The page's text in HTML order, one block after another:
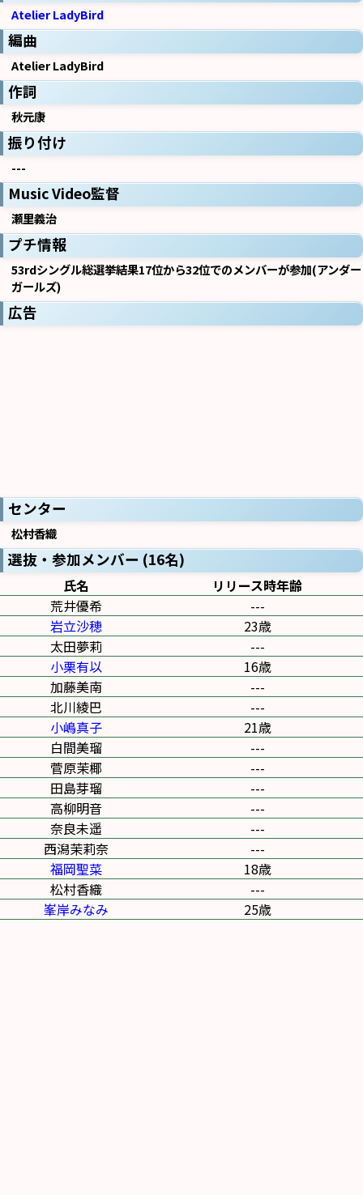
Atelier LadyBird
編曲
Atelier LadyBird
作詞
秋元康
振り付け
---
Music Video監督
瀬里義治
プチ情報
53rdシングル総選挙結果17位から32位でのメンバーが参加(アンダー
ガールズ)
広告
センター
松村香織
選抜・参加メンバー (16名)
氏名
リリース時年齢
荒井優希
---
岩立沙穂
23歳
太田夢莉
---
小栗有以
16歳
加藤美南
---
北川綾巴
---
小嶋真子
21歳
白間美瑠
---
菅原茉椰
---
田島芽瑠
---
高柳明音
---
奈良未遥
---
西潟茉莉奈
---
福岡聖菜
18歳
松村香織
---
峯岸みなみ
25歳